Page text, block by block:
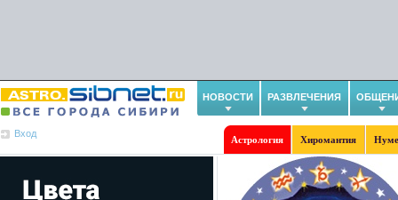
НОВОСТИ РАЗВЛЕЧЕНИЯ
Вход
Астрология Хиромантия